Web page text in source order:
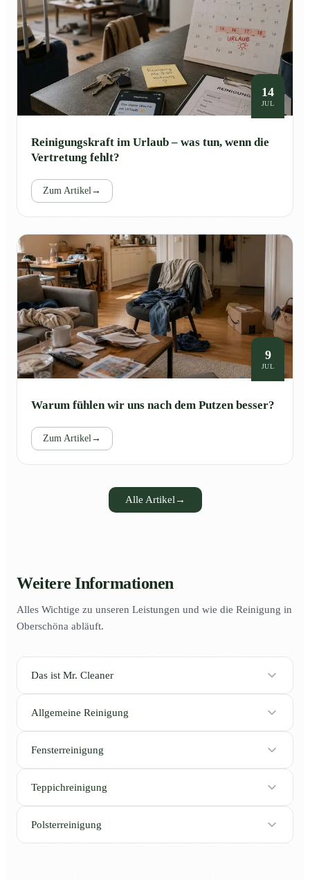
14
JUL
Reinigungskraft im Urlaub – was tun, wenn die
Vertretung fehlt?
Zum Artikel→
9
JUL
Warum fühlen wir uns nach dem Putzen besser?
Zum Artikel→
Alle Artikel→
Weitere Informationen
Alles Wichtige zu unseren Leistungen und wie die Reinigung in
Oberschöna abläuft.
Das ist Mr. Cleaner
Allgemeine Reinigung
Fensterreinigung
Teppichreinigung
Polsterreinigung